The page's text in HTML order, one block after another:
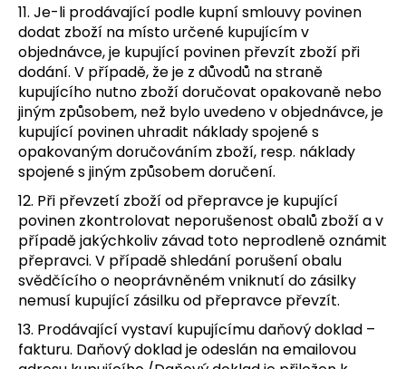
11. Je-li prodávající podle kupní smlouvy povinen
dodat zboží na místo určené kupujícím v
objednávce, je kupující povinen převzít zboží při
dodání. V případě, že je z důvodů na straně
kupujícího nutno zboží doručovat opakovaně nebo
jiným způsobem, než bylo uvedeno v objednávce, je
kupující povinen uhradit náklady spojené s
opakovaným doručováním zboží, resp. náklady
spojené s jiným způsobem doručení.
12. Při převzetí zboží od přepravce je kupující
povinen zkontrolovat neporušenost obalů zboží a v
případě jakýchkoliv závad toto neprodleně oznámit
přepravci. V případě shledání porušení obalu
svědčícího o neoprávněném vniknutí do zásilky
nemusí kupující zásilku od přepravce převzít.
13. Prodávající vystaví kupujícímu daňový doklad –
fakturu. Daňový doklad je odeslán na emailovou